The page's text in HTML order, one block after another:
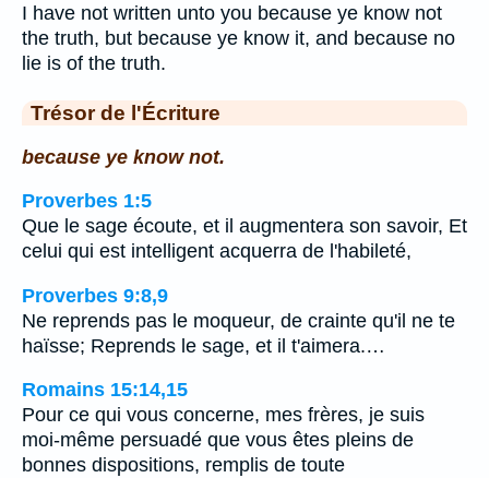
I have not written unto you because ye know not
the truth, but because ye know it, and because no
lie is of the truth.
Trésor de l'Écriture
because ye know not.
Proverbes 1:5
Que le sage écoute, et il augmentera son savoir, Et
celui qui est intelligent acquerra de l'habileté,
Proverbes 9:8,9
Ne reprends pas le moqueur, de crainte qu'il ne te
haïsse; Reprends le sage, et il t'aimera.…
Romains 15:14,15
Pour ce qui vous concerne, mes frères, je suis
moi-même persuadé que vous êtes pleins de
bonnes dispositions, remplis de toute